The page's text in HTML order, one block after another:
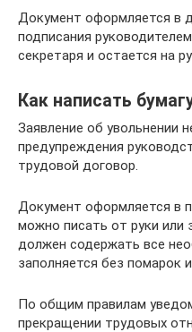
Документ оформляется в
подписания
секретаря и остается на
Как написать
Заявление об увольнении
предупреждения
трудовой договор.
Документ оформляется в
можно писать от руки или
должен содержать все
заполняется без помарок
По общим правилам
прекращении трудовых